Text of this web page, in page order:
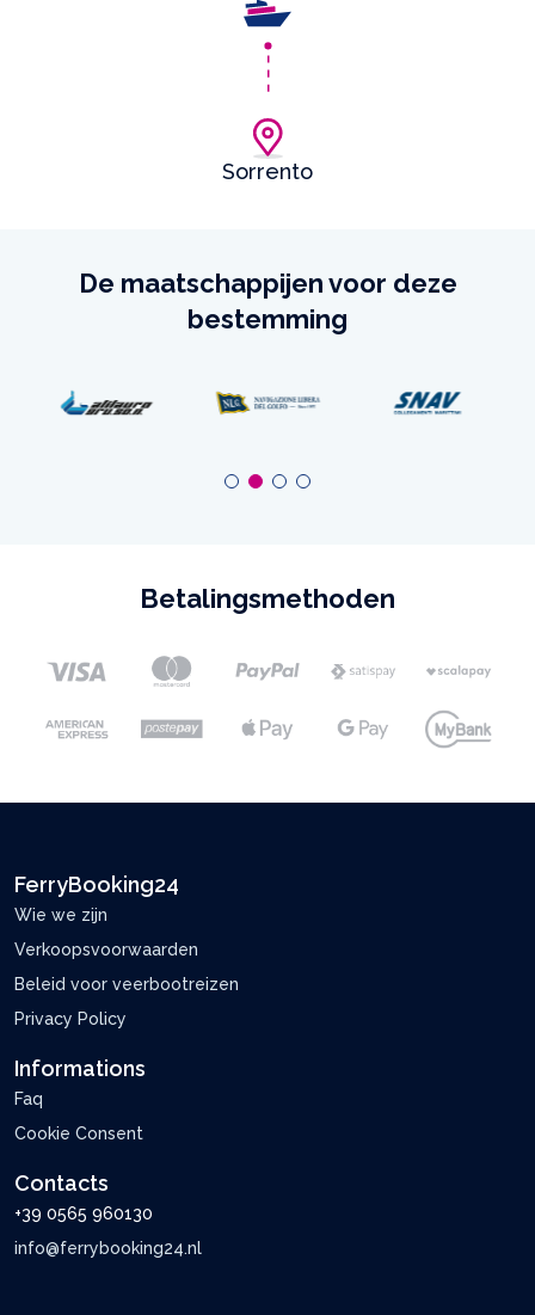
Sorrento
De maatschappijen voor deze
bestemming
Betalingsmethoden
FerryBooking24
Wie we zijn
Verkoopsvoorwaarden
Beleid voor veerbootreizen
Privacy Policy
Informations
Faq
Cookie Consent
Contacts
+39 0565 960130
info@ferrybooking24.nl